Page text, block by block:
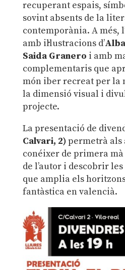
recuperant espais,
sovint absents de la
contemporània. A més,
amb il·lustracions d’
Saida Granero i amb
complementaris que
món iber recreat per la
la dimensió visual i
projecte.
La presentació de
Calvari, 2) permetrà als
conéixer de primera
de l’autor i descobrir les
que amplia els
fantàstica en valencià.